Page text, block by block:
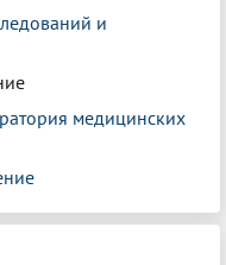
и
медицинских